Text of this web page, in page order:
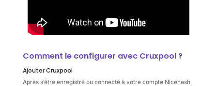
Comment le configurer avec Cruxpool ?
Ajouter Cruxpool
Après s’être enregistré ou connecté à votre compte Nicehash,